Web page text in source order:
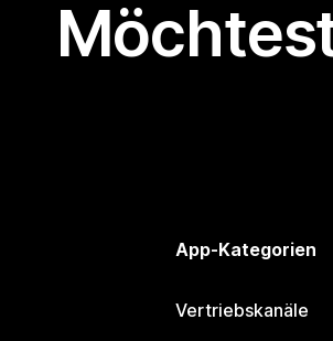
App-Kategorien
Vertriebskanäle